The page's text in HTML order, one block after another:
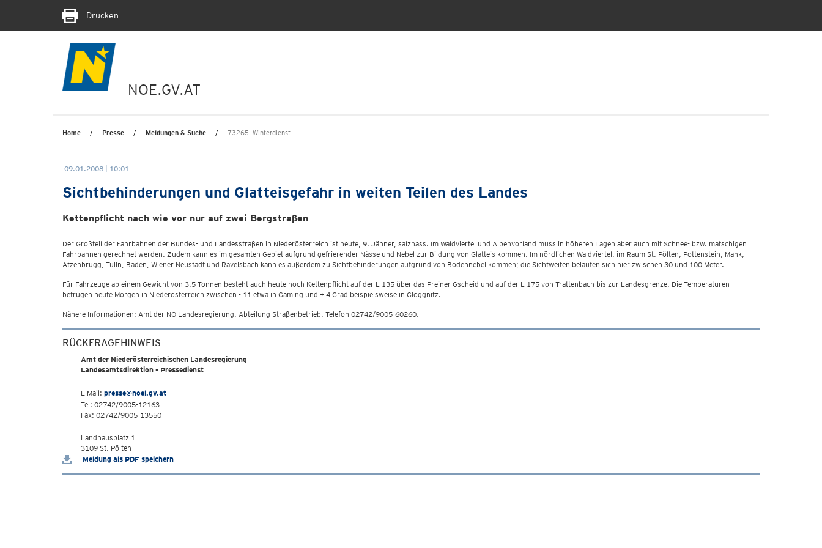
Drucken
NOE.GV.AT
Home Presse Meldungen & Suche 73265_Winterdienst
09.01.2008 | 10:01
Sichtbehinderungen und Glatteisgefahr in weiten Teilen des Landes
Kettenpflicht nach wie vor nur auf zwei Bergstraßen
Der Großteil der Fahrbahnen der Bundes- und Landesstraßen in Niederösterreich ist heute, 9. Jänner, salznass. Im Waldviertel und Alpenvorland muss in höheren Lagen aber auch mit Schnee- bzw. matschigen
Fahrbahnen gerechnet werden. Zudem kann es im gesamten Gebiet aufgrund gefrierender Nässe und Nebel zur Bildung von Glatteis kommen. Im nördlichen Waldviertel, im Raum St. Pölten, Pottenstein, Mank,
Atzenbrugg, Tulln, Baden, Wiener Neustadt und Ravelsbach kann es außerdem zu Sichtbehinderungen aufgrund von Bodennebel kommen; die Sichtweiten belaufen sich hier zwischen 30 und 100 Meter.
Für Fahrzeuge ab einem Gewicht von 3,5 Tonnen besteht auch heute noch Kettenpflicht auf der L 135 über das Preiner Gscheid und auf der L 175 von Trattenbach bis zur Landesgrenze. Die Temperaturen
betrugen heute Morgen in Niederösterreich zwischen - 11 etwa in Gaming und + 4 Grad beispielsweise in Gloggnitz.
Nähere Informationen: Amt der NÖ Landesregierung, Abteilung Straßenbetrieb, Telefon 02742/9005-60260.
RÜCKFRAGEHINWEIS
Amt der Niederösterreichischen Landesregierung
Landesamtsdirektion - Pressedienst
E-Mail: presse@noel.gv.at
Tel: 02742/9005-12163
Fax: 02742/9005-13550
Landhausplatz 1
3109 St. Pölten
Meldung als PDF speichern